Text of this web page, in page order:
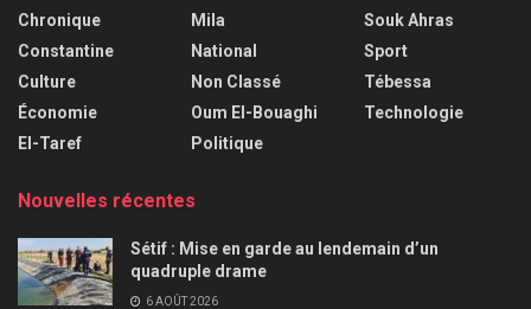
Chronique
Constantine
Culture
Économie
El-Taref
Mila
National
Non Classé
Oum El-Bouaghi
Politique
Souk Ahras
Sport
Tébessa
Technologie
Nouvelles récentes
Sétif : Mise en garde au lendemain d’un
quadruple drame
6 AOÛT 2026